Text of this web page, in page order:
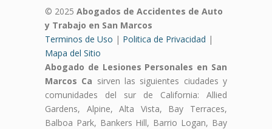
© 2025 Abogados de Accidentes de Auto
y Trabajo en San Marcos
Terminos de Uso | Politica de Privacidad |
Mapa del Sitio
Abogado de Lesiones Personales en San
Marcos Ca sirven las siguientes ciudades y
comunidades del sur de California: Allied
Gardens, Alpine, Alta Vista, Bay Terraces,
Balboa Park, Bankers Hill, Barrio Logan, Bay